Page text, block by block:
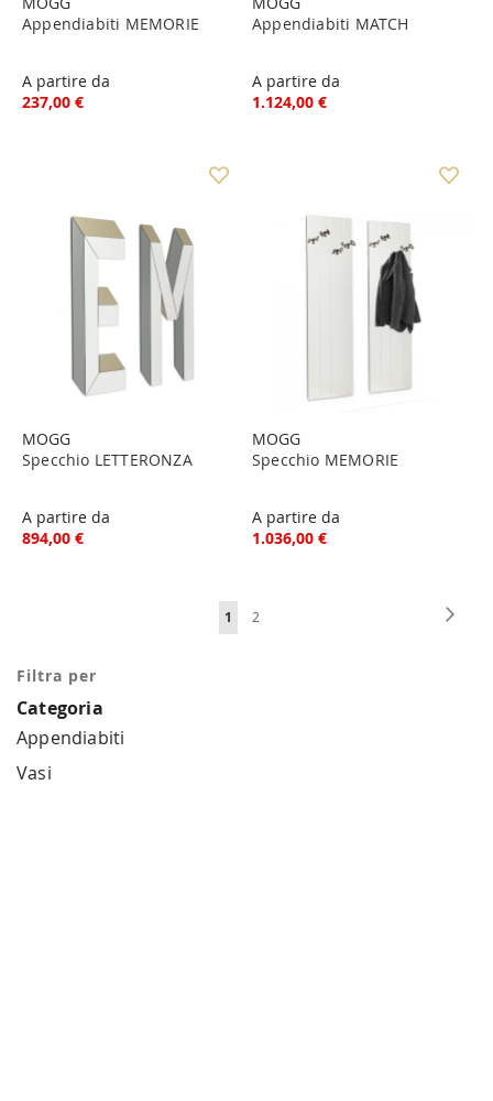
Appendiabiti MEMORIE
A partire da
237,00 €
Appendiabiti MATCH
A partire da
1.124,00 €
MOGG
Specchio LETTERONZA
A partire da
894,00 €
MOGG
Specchio MEMORIE
A partire da
1.036,00 €
Pagina
Attualmente
1 Pagina
2
Filtra per
Categoria
Appendiabiti
Vasi